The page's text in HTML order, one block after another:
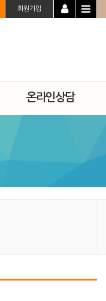
회원가입
온라인상담